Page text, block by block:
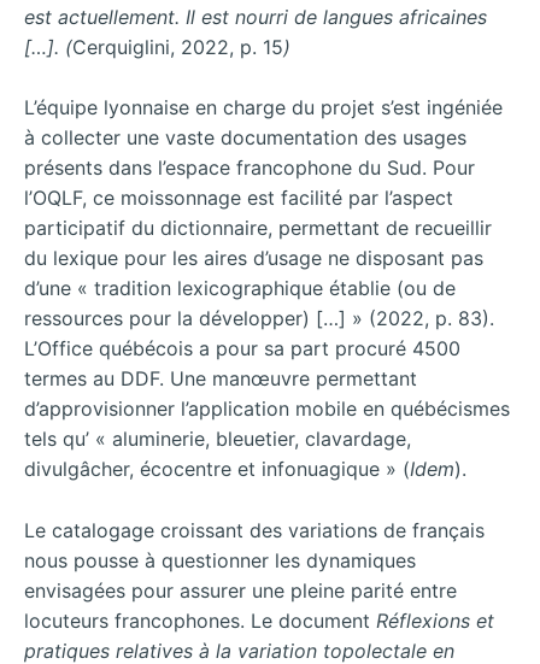
est actuellement. Il est nourri de langues africaines
[…]. (Cerquiglini, 2022, p. 15)
L’équipe lyonnaise en charge du projet s’est ingéniée
à collecter une vaste documentation des usages
présents dans l’espace francophone du Sud. Pour
l’OQLF, ce moissonnage est facilité par l’aspect
participatif du dictionnaire, permettant de recueillir
du lexique pour les aires d’usage ne disposant pas
d’une « tradition lexicographique établie (ou de
ressources pour la développer) […] » (2022, p. 83).
L’Office québécois a pour sa part procuré 4500
termes au DDF. Une manœuvre permettant
d’approvisionner l’application mobile en québécismes
tels qu’ « aluminerie, bleuetier, clavardage,
divulgâcher, écocentre et infonuagique » (Idem).
Le catalogage croissant des variations de français
nous pousse à questionner les dynamiques
envisagées pour assurer une pleine parité entre
locuteurs francophones. Le document Réflexions et
pratiques relatives à la variation topolectale en